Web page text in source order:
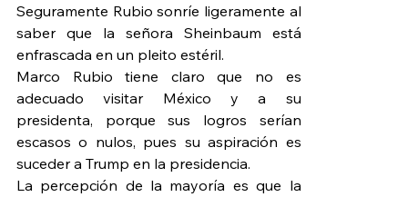
Seguramente Rubio sonríe ligeramente al
saber que la señora Sheinbaum está
enfrascada en un pleito estéril.
Marco Rubio tiene claro que no es
adecuado visitar México y a su
presidenta, porque sus logros serían
escasos o nulos, pues su aspiración es
suceder a Trump en la presidencia.
La percepción de la mayoría es que la